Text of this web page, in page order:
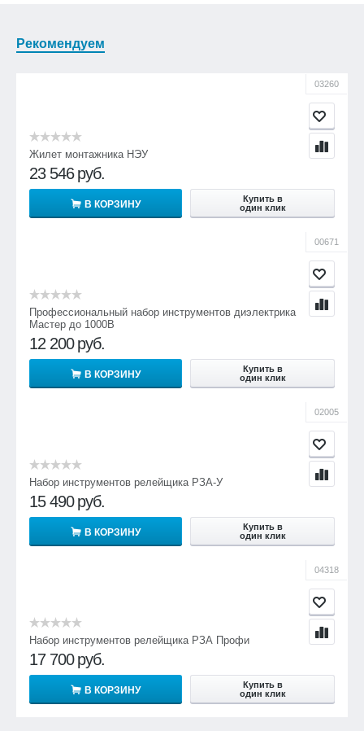
Рекомендуем
03260
Жилет монтажника НЭУ
23 546 руб.
В КОРЗИНУ
Купить в
один клик
00671
Профессиональный набор инструментов диэлектрика
Мастер до 1000В
12 200 руб.
В КОРЗИНУ
Купить в
один клик
02005
Набор инструментов релейщика РЗА-У
15 490 руб.
В КОРЗИНУ
Купить в
один клик
04318
Набор инструментов релейщика РЗА Профи
17 700 руб.
В КОРЗИНУ
Купить в
один клик